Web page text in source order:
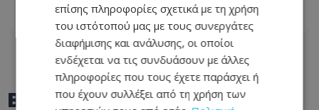
07.08.2026 - 10:36
BEST OFTOTHEMAONLINE
επίσης πληροφορίες σχετικά με τη χρήση
του ιστότοπού μας με τους συνεργάτες
διαφήμισης και ανάλυσης, οι οποίοι
ενδέχεται να τις συνδυάσουν με άλλες
πληροφορίες που τους έχετε παράσχει ή
που έχουν συλλέξει από τη χρήση των